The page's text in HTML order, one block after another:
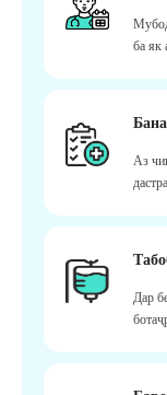
ба як
Аз
Дар